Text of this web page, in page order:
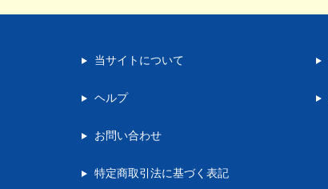
当サイトについて
ヘルプ
お問い合わせ
特定商取引法に基づく表記